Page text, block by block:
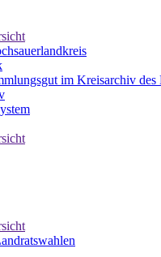
im Kreisarchiv des